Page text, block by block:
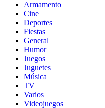
Armamento
Cine
Deportes
Fiestas
General
Humor
Juegos
Juguetes
Música
TV
Varios
Videojuegos